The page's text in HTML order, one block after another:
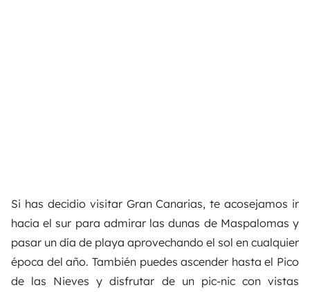
Si has decidio visitar Gran Canarias, te acosejamos ir
hacia el sur para admirar las dunas de Maspalomas y
pasar un día de playa aprovechando el sol en cualquier
época del año. También puedes ascender hasta el Pico
de las Nieves y disfrutar de un pic-nic con vistas